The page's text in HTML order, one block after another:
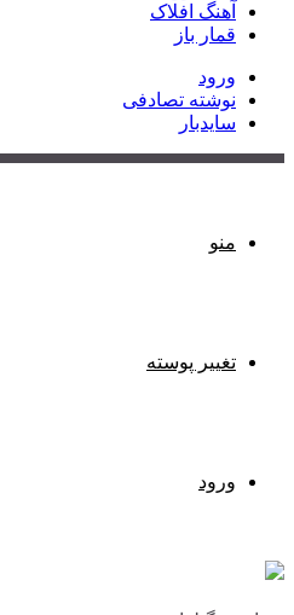
آهنگ افلاک
قمار باز
ورود
نوشته تصادفی
سایدبار
منو
تغییر پوسته
ورود